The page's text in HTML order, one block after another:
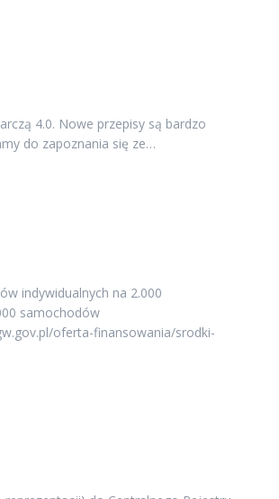
4.0. Nowe przepisy są bardzo
do zapoznania się ze…
indywidualnych na 2.000
samochodów
oferta-finansowania/srodki-